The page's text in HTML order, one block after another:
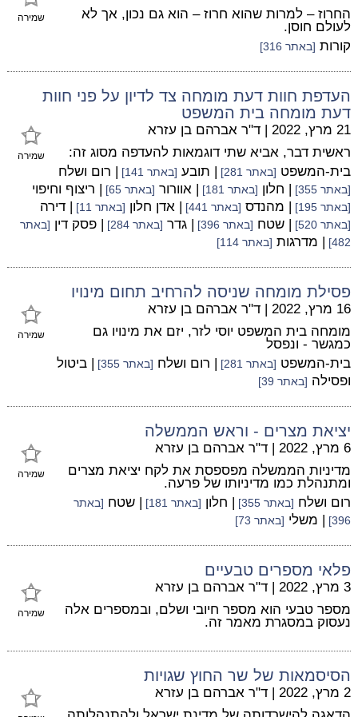
שמירה
החרוז – למרות שהוא חרוז – הוא גם נכון, אך לא
לעולם חוסן.
קורות [באתר 316]
העדפת חוות דעת מומחה צד לדיון על פני חוות
דעת מומחה בית המשפט
שמירה
21 מרץ, 2022 | ד"ר אברהם בן עזרא
ראשית דבר, אביא שתי דוגמאות להעדפה מסוג זה:
בית-המשפט [באתר 281] | תובע [באתר 141] | רום ושלח
[באתר 355] | חלון [באתר 181] | אוורור [באתר 65] | ריצוף וחיפוי
[באתר 195] | מהנדס [באתר 441] | אדן חלון [באתר 11] | דירה
[באתר 520] | שטח [באתר 396] | גדר [באתר 284] | פסק דין [באתר
482]
| מדרגות [באתר 114]
פסילת מומחה שניסה להרחיב תחום מינויו
שמירה
16 מרץ, 2022 | ד"ר אברהם בן עזרא
מומחה בית המשפט יוסי לזר, יזם את מינויו גם
כמגשר - ונפסל
בית-המשפט [באתר 281] | רום ושלח [באתר 355]
| ביטול
ופסילה [באתר 39]
יציאת מצרים - וראש הממשלה
שמירה
6 מרץ, 2022 | ד"ר אברהם בן עזרא
מדיניות הממשלה מפספסת את לקח יציאת מצרים
ומתנהלת כמו מדיניותו של פרעה.
רום ושלח [באתר 355] | חלון [באתר 181] | שטח [באתר
396]
| משלי [באתר 73]
פלאי מספרים טבעיים
שמירה
3 מרץ, 2022 | ד"ר אברהם בן עזרא
מספר טבעי הוא מספר חיובי ושלם, ובמספרים אלה
נעסוק במסגרת מאמר זה.
הסיסמאות של שר החוץ שגויות
2 מרץ, 2022 | ד"ר אברהם בן עזרא